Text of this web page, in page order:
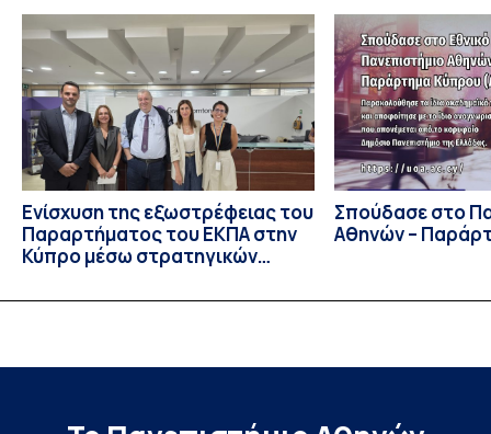
Ιουλίου στο Blagoevgrad της Βουλγαρίας. Σε αυτόν
συμμετείχαν 447 φοιτητές εκπροσωπώντας 135
πανεπιστήμια από 46 χώρες. Από την Ελλάδα, συμμετείχαν
επίσης το Εθνικό Μετσόβιο Πολυτεχνείο, το Αριστοτέλειο
Πανεπιστήμιο […]
Ενίσχυση της εξωστρέφειας του
Παραρτήματος του ΕΚΠΑ στην
Κύπρο μέσω στρατηγικών
Σπούδασε στο
Αθηνών –